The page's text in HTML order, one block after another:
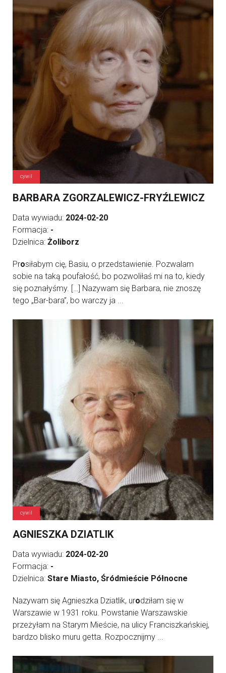
cywil
BARBARA ZGORZALEWICZ-FRYŹLEWICZ
Data wywiadu: 2024-02-20
Formacja: -
Dzielnica: Żoliborz
Prosiłabym cię, Basiu, o przedstawienie. Pozwalam
sobie na taką poufałość, bo pozwoliłaś mi na to, kiedy
się poznałyśmy. […] Nazywam się Barbara, nie znoszę
tego „Bar-bara”, bo warczy ja ...
cywil
AGNIESZKA DZIATLIK
Data wywiadu: 2024-02-20
Formacja: -
Dzielnica: Stare Miasto, Śródmieście Północne
Nazywam się Agnieszka Dziatlik, urodziłam się w
Warszawie w 1931 roku. Powstanie Warszawskie
przeżyłam na Starym Mieście, na ulicy Franciszkańskiej,
bardzo blisko muru getta. Rozpocznijmy ...